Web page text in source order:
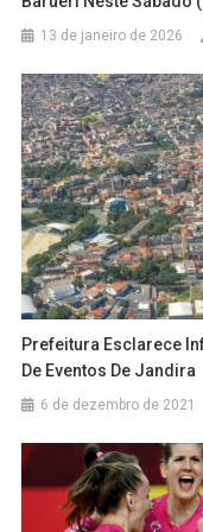
13 de janeiro de 2026
Prefeitura Esclarece
De Eventos De Jandira
6 de dezembro de 2021